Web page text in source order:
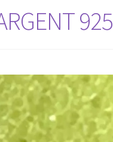
925